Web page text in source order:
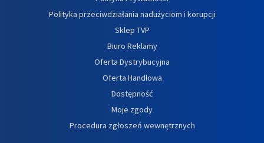
Polityka przeciwdziałania nadużyciom i korupcji
Sklep TVP
Biuro Reklamy
Oferta Dystrybucyjna
Oferta Handlowa
Dostępność
Moje zgody
Procedura zgłoszeń wewnętrznych